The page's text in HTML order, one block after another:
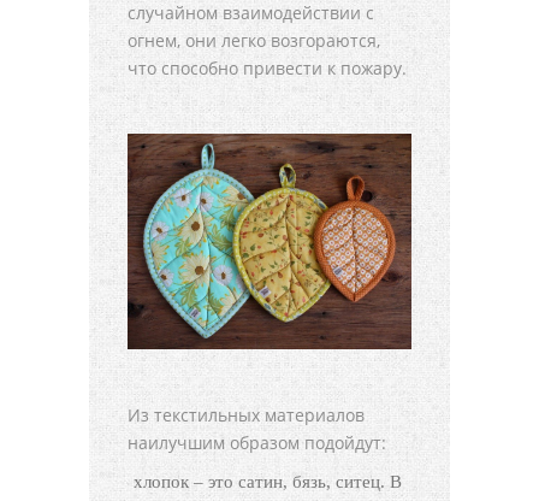
случайном взаимодействии с
огнем, они легко возгораются,
что способно привести к пожару.
Из текстильных материалов
наилучшим образом подойдут:
хлопок – это сатин, бязь, ситец. В